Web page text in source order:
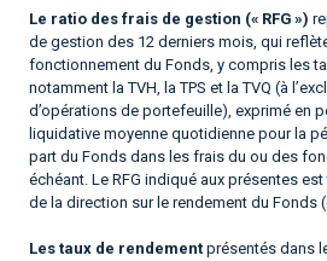
Le ratio des frais de gestion (« RFG »)
de gestion des 12 derniers mois, qui
fonctionnement du Fonds, y compris les
notamment la TVH, la TPS et la TVQ (à
d’opérations de portefeuille), exprimé en
liquidative moyenne quotidienne pour la
part du Fonds dans les frais du ou des
échéant. Le RFG indiqué aux présentes
de la direction sur le rendement du Fonds
Les taux de rendement présentés dans